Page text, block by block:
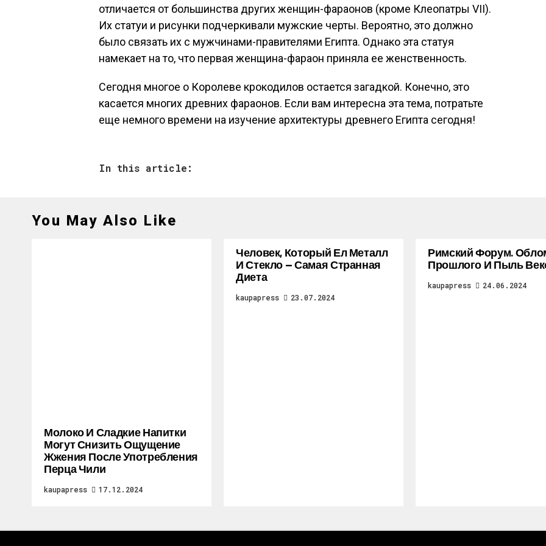
отличается от большинства других женщин-фараонов (кроме Клеопатры VII).
Их статуи и рисунки подчеркивали мужские черты. Вероятно, это должно
было связать их с мужчинами-правителями Египта. Однако эта статуя
намекает на то, что первая женщина-фараон приняла ее женственность.
Сегодня многое о Королеве крокодилов остается загадкой. Конечно, это
касается многих древних фараонов. Если вам интересна эта тема, потратьте
еще немного времени на изучение архитектуры древнего Египта сегодня!
In this article:
You May Also Like
Молоко И Сладкие Напитки
Могут Снизить Ощущение
Жжения После Употребления
Перца Чили
kaupapress 17.12.2024
Человек, Который Ел Металл
И Стекло — Самая Странная
Диета
kaupapress 23.07.2024
Римский Форум.
Прошлого И Пыль
kaupapress 24.06.2024